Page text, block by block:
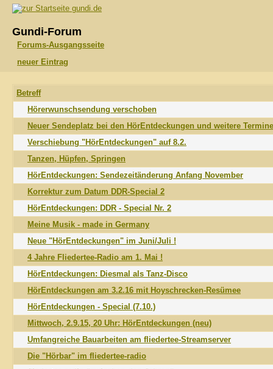
gundi.de
Gundi-Forum
Forums-Ausgangsseite
neuer Eintrag
Betreff
Hörerwunschsendung verschoben
Neuer Sendeplatz bei den HörEntdeckungen und weitere Termine
Verschiebung "HörEntdeckungen" auf 8.2.
Tanzen, Hüpfen, Springen
HörEntdeckungen: Sendezeitänderung Anfang November
Korrektur zum Datum DDR-Special 2
HörEntdeckungen: DDR - Special Nr. 2
Meine Musik - made in Germany
Neue "HörEntdeckungen" im Juni/Juli !
4 Jahre Fliedertee-Radio am 1. Mai !
HörEntdeckungen: Diesmal als Tanz-Disco
HörEntdeckungen am 3.2.16 mit Hoyschrecken-Resümee
HörEntdeckungen - Special (7.10.)
Mittwoch, 2.9.15, 20 Uhr: HörEntdeckungen (neu)
Umfangreiche Bauarbeiten am fliedertee-Streamserver
Die "Hörbar" im fliedertee-radio